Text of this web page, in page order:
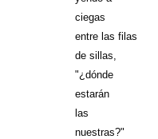
ciegas
entre las filas
de sillas,
"¿dónde
estarán
las
nuestras?"